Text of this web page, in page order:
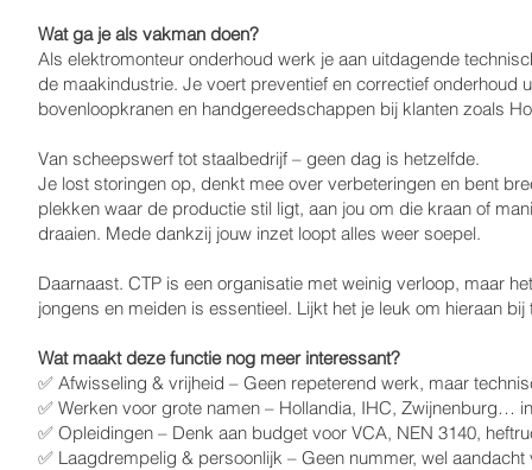
Wat ga je als vakman doen?
Als elektromonteur onderhoud werk je aan uitdagende
de maakindustrie. Je voert preventief en correctief onderhoud
bovenloopkranen en handgereedschappen bij klanten zoals
Van scheepswerf tot staalbedrijf – geen dag is hetzelfde.
Je lost storingen op, denkt mee over verbeteringen en bent
plekken waar de productie stil ligt, aan jou om die kraan of
draaien. Mede dankzij jouw inzet loopt alles weer soepel.
Daarnaast. CTP is een organisatie met weinig verloop, maar
jongens en meiden is essentieel. Lijkt het je leuk om hieraan
Wat maakt deze functie nog meer interessant?
✅ Afwisseling & vrijheid – Geen repeterend werk, maar
✅ Werken voor grote namen – Hollandia, IHC, Zwijnenburg…
✅ Opleidingen – Denk aan budget voor VCA, NEN 3140,
✅ Laagdrempelig & persoonlijk – Geen nummer, wel